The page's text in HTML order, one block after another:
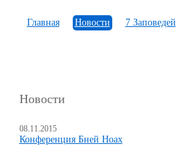
Главная Новости 7 Заповедей
Новости
08.11.2015
Конференция Бней Ноах